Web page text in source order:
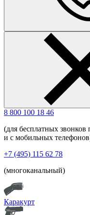
8 800 100 18 46
(для бесплатных звонков
и с мобильных
+7 (495) 115 62 78
(многоканальный)
Каракурт